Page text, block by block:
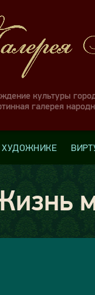
культуры
галерея
ХУДОЖНИКЕ